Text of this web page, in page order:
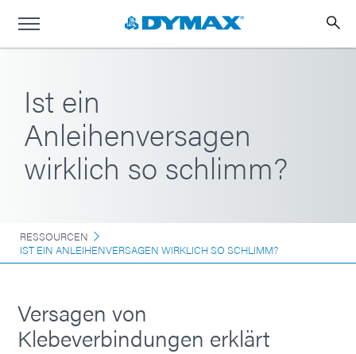
Ist ein
Anleihenversagen
wirklich so schlimm?
RESSOURCEN
IST EIN ANLEIHENVERSAGEN WIRKLICH SO SCHLIMM?
Versagen von
Klebeverbindungen erklärt